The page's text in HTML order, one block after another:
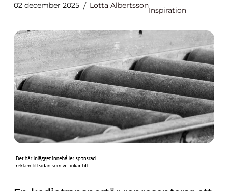
02 december 2025 Lotta Albertsson
Inspiration